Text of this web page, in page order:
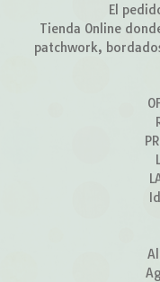
El
Tienda Online
patchwork,